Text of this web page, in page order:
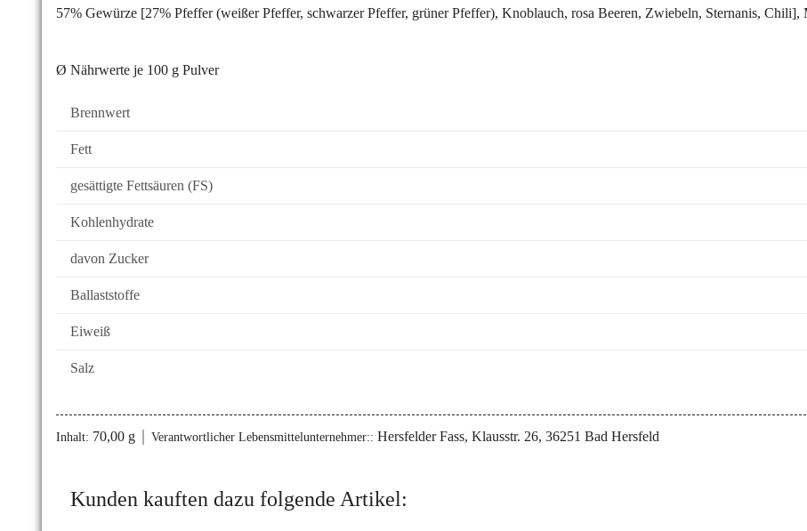
57% Gewürze [27% Pfeffer (weißer Pfeffer, schwarzer Pfeffer, grüner Pfeffer), Knoblauch, rosa Beeren, Zwiebeln, Sternanis, Chili],
Ø Nährwerte je 100 g Pulver
Brennwert
Fett
gesättigte Fettsäuren (FS)
Kohlenhydrate
davon Zucker
Ballaststoffe
Eiweiß
Salz
Inhalt: 70,00 g Verantwortlicher Lebensmittelunternehmer:: Hersfelder Fass, Klausstr. 26, 36251 Bad Hersfeld
Kunden kauften dazu folgende Artikel: